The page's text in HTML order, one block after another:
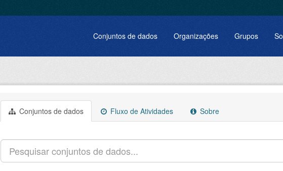
Conjuntos de dados Organizações Grupos
Conjuntos de dados Fluxo de Atividades Sobre